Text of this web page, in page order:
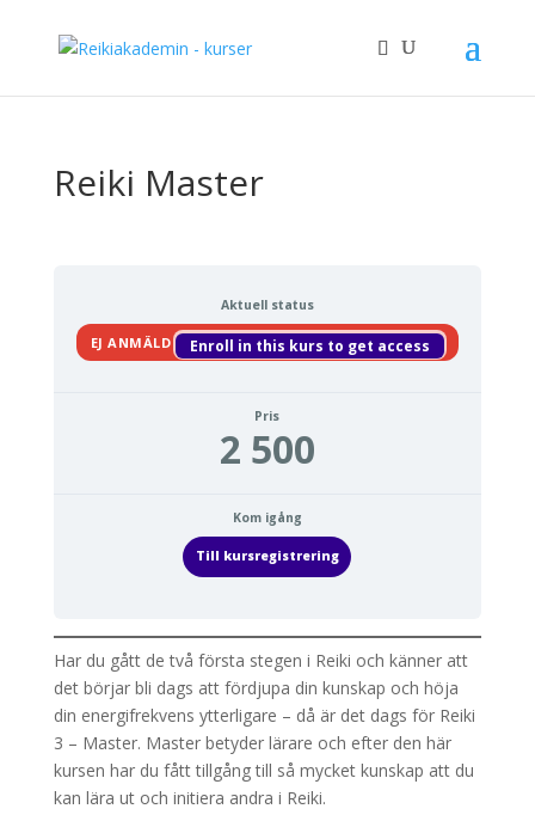
Reiki Master
Aktuell status
EJ ANMÄLD Enroll in this kurs to get access
Pris
2 500
Kom igång
Till kursregistrering
Har du gått de två första stegen i Reiki och känner att
det börjar bli dags att fördjupa din kunskap och höja
din energifrekvens ytterligare – då är det dags för Reiki
3 – Master. Master betyder lärare och efter den här
kursen har du fått tillgång till så mycket kunskap att du
kan lära ut och initiera andra i Reiki.